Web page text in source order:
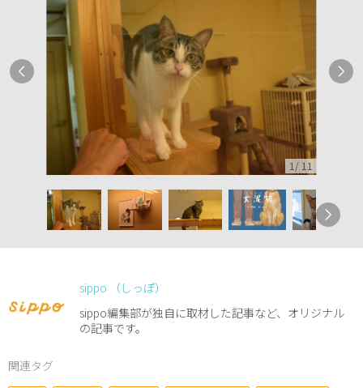
1 / 11
sippo （しっぽ）
sippo編集部が独自に取材した記事など、オリジナル
の記事です。
関連タグ